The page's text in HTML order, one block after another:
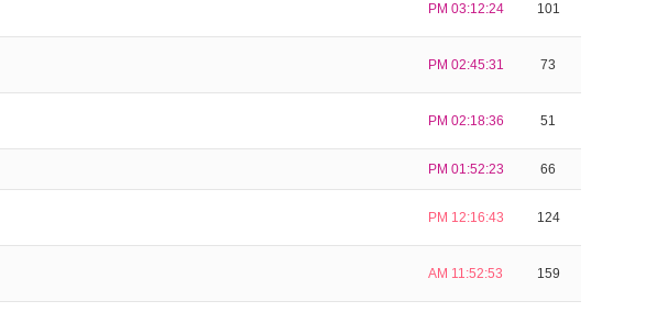
PM 03:12:24 101
PM 02:45:31 73
PM 02:18:36 51
PM 01:52:23 66
PM 12:16:43 124
AM 11:52:53 159